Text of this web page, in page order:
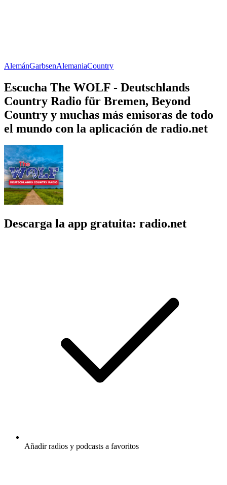
AlemánGarbsenAlemaniaCountry
Escucha The WOLF - Deutschlands
Country Radio für Bremen, Beyond
Country y muchas más emisoras de todo
el mundo con la aplicación de radio.net
Descarga la app gratuita: radio.net
Añadir radios y podcasts a favoritos